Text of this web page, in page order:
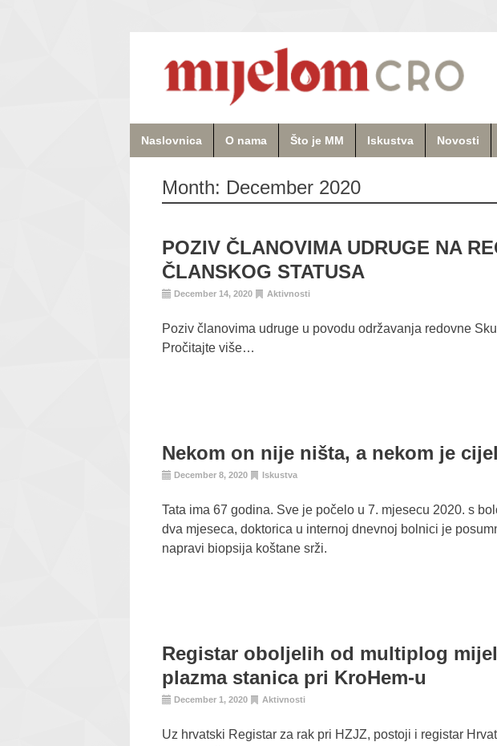
Naslovnica O nama Što je MM Iskustva Novosti
Month: December 2020
POZIV ČLANOVIMA UDRUGE NA
ČLANSKOG STATUSA
December 14, 2020 Aktivnosti
Poziv članovima udruge u povodu održavanja redovne
Pročitajte više…
Nekom on nije ništa, a nekom je
December 8, 2020 Iskustva
Tata ima 67 godina. Sve je počelo u 7. mjesecu 2020. s
dva mjeseca, doktorica u internoj dnevnoj bolnici je
napravi biopsija koštane srži.
Registar oboljelih od multiplog
plazma stanica pri KroHem-u
December 1, 2020 Aktivnosti
Uz hrvatski Registar za rak pri HZJZ, postoji i registar